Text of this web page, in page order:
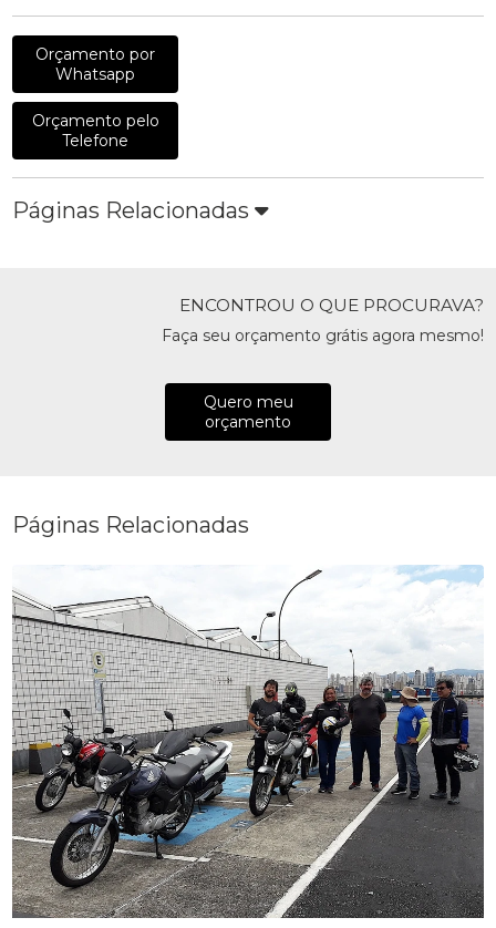
Orçamento por
Whatsapp
Orçamento pelo
Telefone
Páginas Relacionadas
ENCONTROU O QUE PROCURAVA?
Faça seu orçamento grátis agora mesmo!
Quero meu
orçamento
Páginas Relacionadas